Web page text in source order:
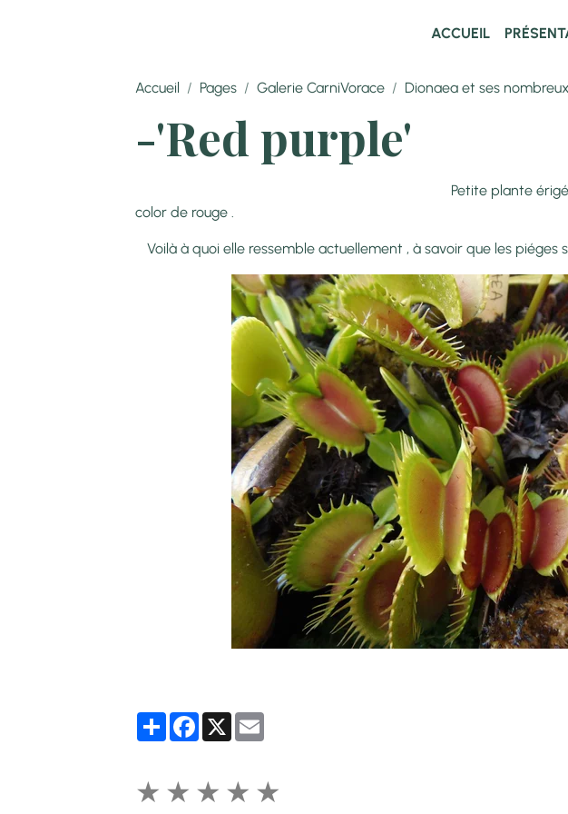
ACCUEIL
Accueil Pages Galerie CarniVorace Dionaea et ses
-'Red purple'
Petite plante érigée ayant
color de rouge .
Voilà à quoi elle ressemble actuellement , à savoir que les piéges
PartagerFacebook
X
★ ★ ★ ★ ★